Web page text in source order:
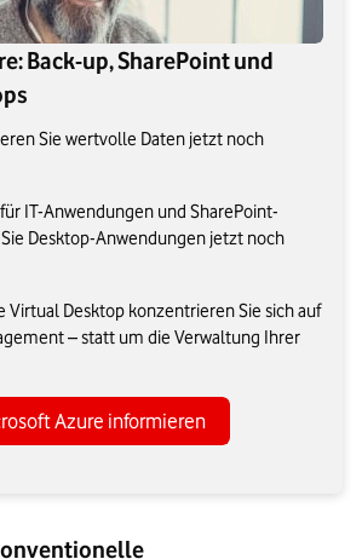
Back-up, SharePoint und
Sie wertvolle Daten jetzt noch
IT-Anwendungen und SharePoint-
Desktop-Anwendungen jetzt noch
Virtual Desktop konzentrieren Sie sich auf
– statt um die Verwaltung Ihrer
Azure informieren